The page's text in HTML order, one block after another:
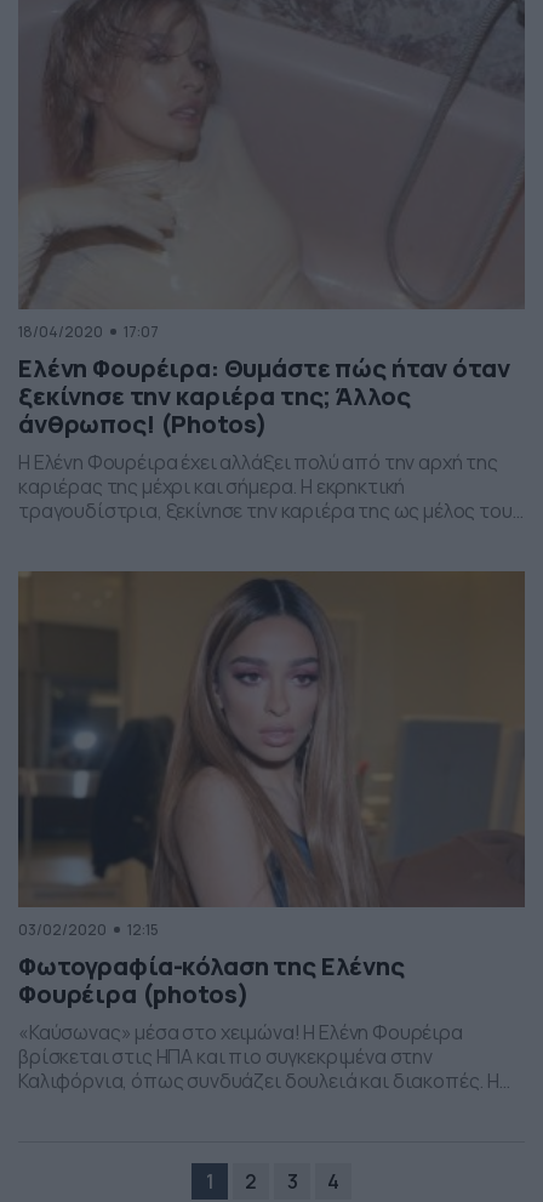
ονομασία «Europe Shine […]
18/04/2020 17:07
Ελένη Φουρέιρα: Θυμάστε πώς ήταν όταν
ξεκίνησε την καριέρα της; Άλλος
άνθρωπος! (Photos)
Η Ελένη Φουρέιρα έχει αλλάξει πολύ από την αρχή της
καριέρας της μέχρι και σήμερα. Η εκρηκτική
τραγουδίστρια, ξεκίνησε την καριέρα της ως μέλος του
03/02/2020 12:15
Φωτογραφία-κόλαση της Ελένης
Φουρέιρα (photos)
«Καύσωνας» μέσα στο χειμώνα! Η Ελένη Φουρέιρα
βρίσκεται στις ΗΠΑ και πιο συγκεκριμένα στην
Καλιφόρνια, όπως συνδυάζει δουλειά και διακοπές. Η
«άναψε». Με κόκκινο μπικίνι και με φόντο τους […]
1 2 3 4